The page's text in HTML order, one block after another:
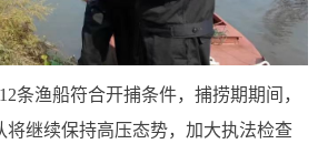
条渔船符合开捕条件，捕捞期期间，
将继续保持高压态势，加大执法检查